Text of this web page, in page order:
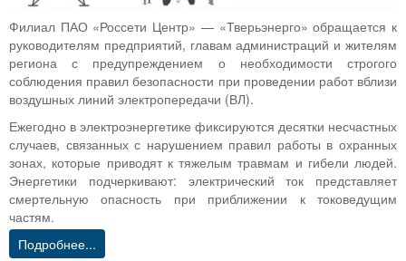
Филиал ПАО «Россети Центр» — «Тверьэнерго» обращается к
руководителям предприятий, главам администраций и жителям
региона с предупреждением о необходимости строгого
соблюдения правил безопасности при проведении работ вблизи
воздушных линий электропередачи (ВЛ).
Ежегодно в электроэнергетике фиксируются десятки несчастных
случаев, связанных с нарушением правил работы в охранных
зонах, которые приводят к тяжелым травмам и гибели людей.
Энергетики подчеркивают: электрический ток представляет
смертельную опасность при приближении к токоведущим
частям.
Подробнее...